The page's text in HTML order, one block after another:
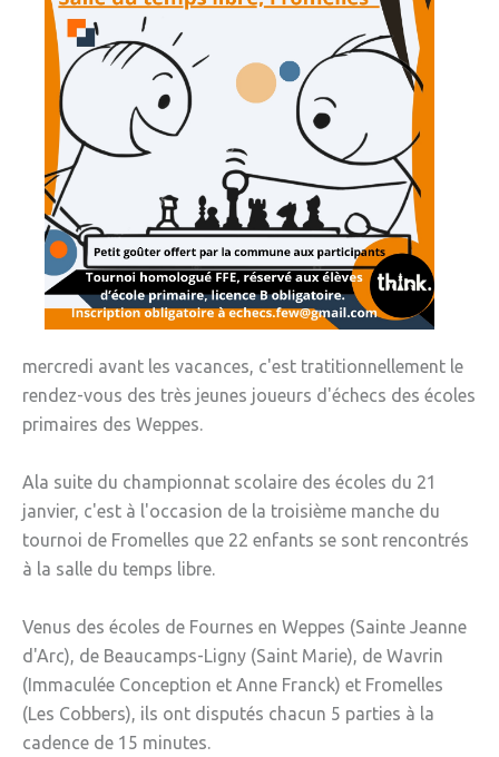
» Métropole Européenne de Lille
VIE PRATIQUE
» Actualités
» Agenda
» Aide à la famille
» Commerces et artisans
» Démarches administratives
» Encombrants et déchets
» Gîtes - Chambres d'hôtes
» Numéros utiles
» Transport
» Médiathèque
JEUNESSE
» Centre de Loisirs
» Ecoles
» Ecole publique du Clos d’Hespel
» APE de l'Ecole du Clos
mercredi avant les vacances, c'est tratitionnellement le
rendez-vous des très jeunes joueurs d'échecs des écoles
primaires des Weppes.
Ala suite du championnat scolaire des écoles du 21
janvier, c'est à l'occasion de la troisième manche du
tournoi de Fromelles que 22 enfants se sont rencontrés
à la salle du temps libre.
Venus des écoles de Fournes en Weppes (Sainte Jeanne
d'Arc), de Beaucamps-Ligny (Saint Marie), de Wavrin
(Immaculée Conception et Anne Franck) et Fromelles
(Les Cobbers), ils ont disputés chacun 5 parties à la
cadence de 15 minutes.